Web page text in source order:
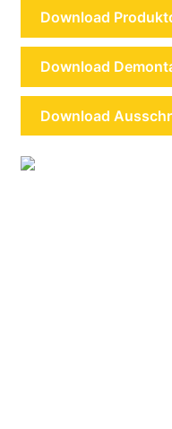
Download
Download
Download